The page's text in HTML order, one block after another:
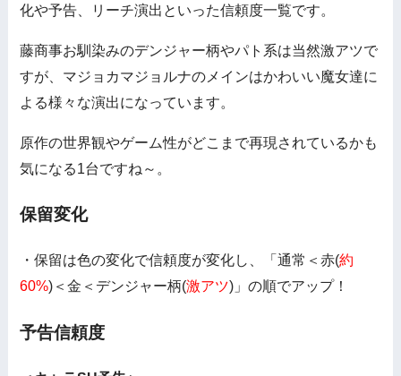
化や予告、リーチ演出といった信頼度一覧です。
藤商事お馴染みのデンジャー柄やパト系は当然激アツで
すが、マジョカマジョルナのメインはかわいい魔女達に
よる様々な演出になっています。
原作の世界観やゲーム性がどこまで再現されているかも
気になる1台ですね～。
保留変化
・保留は色の変化で信頼度が変化し、「通常＜赤(約
60%)＜金＜デンジャー柄(激アツ)」の順でアップ！
予告信頼度